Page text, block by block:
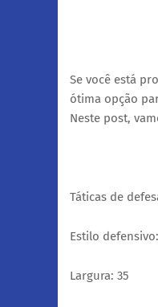
Se você está
ótima opção
Neste post,
Táticas de
Estilo
Largura: 35